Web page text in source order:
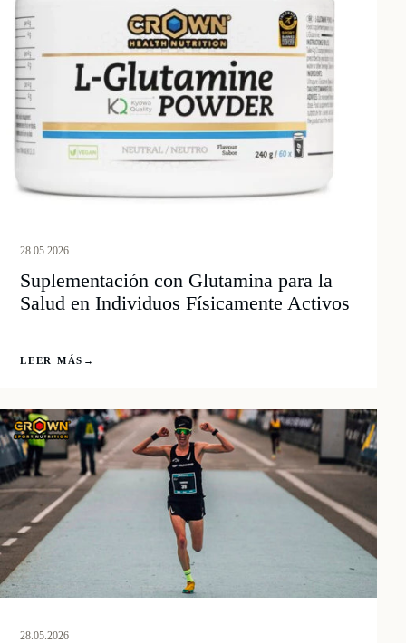
28.05.2026
Suplementación con Glutamina para la
Salud en Individuos Físicamente Activos
LEER MÁS →
28.05.2026